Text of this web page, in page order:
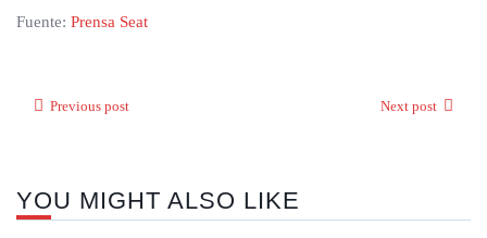
Fuente: Prensa Seat
Previous post Next post
YOU MIGHT ALSO LIKE